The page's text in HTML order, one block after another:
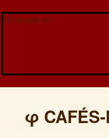
Veuillez patienter...
φ